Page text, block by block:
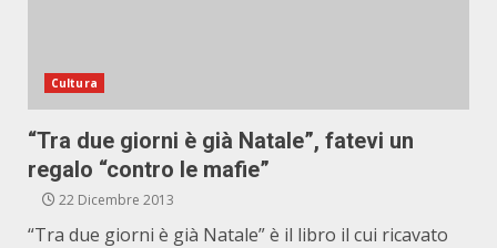
Cultura
“Tra due giorni è già Natale”, fatevi un
regalo “contro le mafie”
22 Dicembre 2013
“Tra due giorni è già Natale” è il libro il cui ricavato